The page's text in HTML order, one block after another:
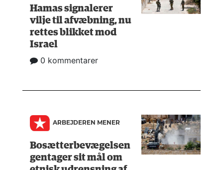
Hamas signalerer
vilje til afvæbning, nu
rettes blikket mod
Israel
0 kommentarer
ARBEJDEREN MENER
Bosætterbevægelsen
gentager sit mål om